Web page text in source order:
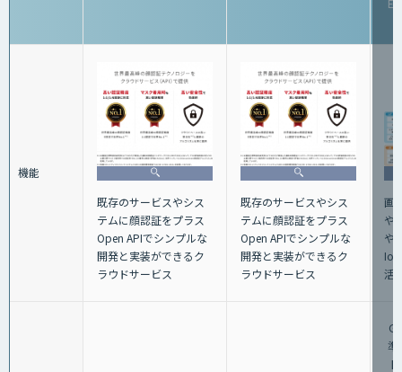
機能
既存のサービスやシス
テムに顔認証をプラス
Open APIでシンプルな
開発と実装ができるク
ラウドサービス
既存のサービスやシス
テムに顔認証をプラス
Open APIでシンプルな
開発と実装ができるク
ラウドサービス
画
や
や
活
準